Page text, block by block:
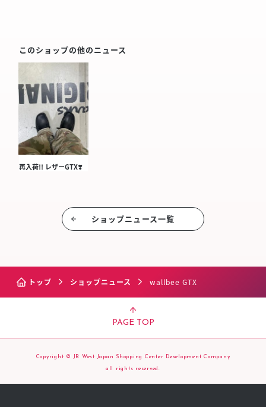
このショップの他のニュース
再入荷!! レザーGTX❣️
ショップニュース⼀覧
トップ ショップニュース wallbee GTX
PAGE TOP
Copyright © JR West Japan Shopping Center Development Company
all rights reserved.